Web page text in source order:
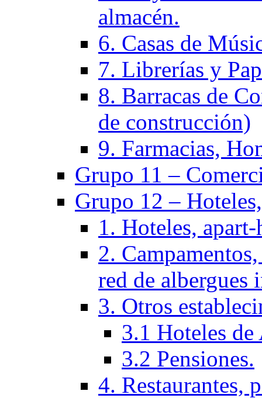
almacén.
6. Casas de
7. Librerías y
8. Barracas de
de construcción)
9. Farmacias,
Grupo 11 –
Grupo 12 –
1. Hoteles,
2.
red de albergues
3. Otros
3.1 Hoteles
3.2 Pensiones.
4. Restaurantes,